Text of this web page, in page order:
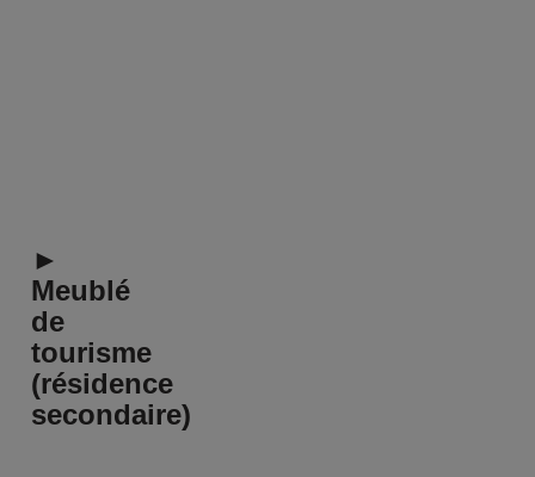
►
Meublé
de
tourisme
(résidence
secondaire)